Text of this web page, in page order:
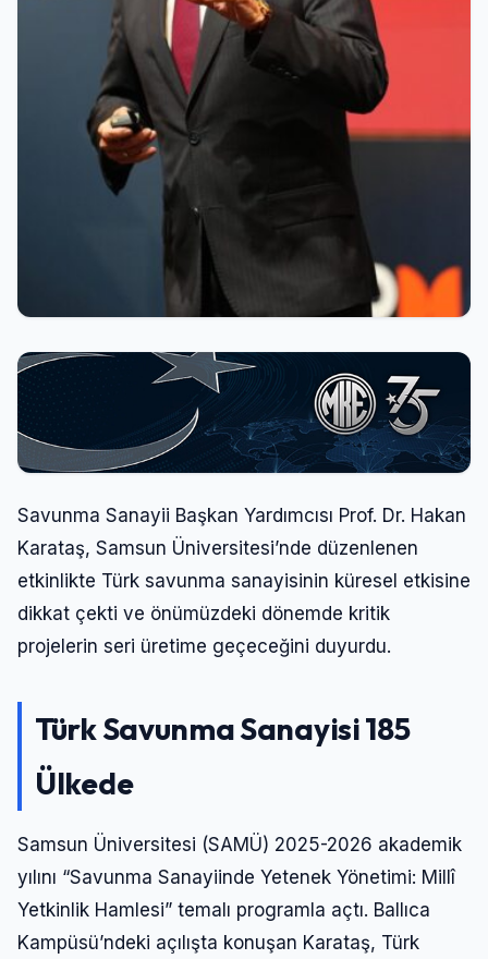
Savunma Sanayii Başkan Yardımcısı Prof. Dr. Hakan
Karataş, Samsun Üniversitesi’nde düzenlenen
etkinlikte Türk savunma sanayisinin küresel etkisine
dikkat çekti ve önümüzdeki dönemde kritik
projelerin seri üretime geçeceğini duyurdu.
Türk Savunma Sanayisi 185
Ülkede
Samsun Üniversitesi (SAMÜ) 2025-2026 akademik
yılını “Savunma Sanayiinde Yetenek Yönetimi: Millî
Yetkinlik Hamlesi” temalı programla açtı. Ballıca
Kampüsü’ndeki açılışta konuşan Karataş, Türk